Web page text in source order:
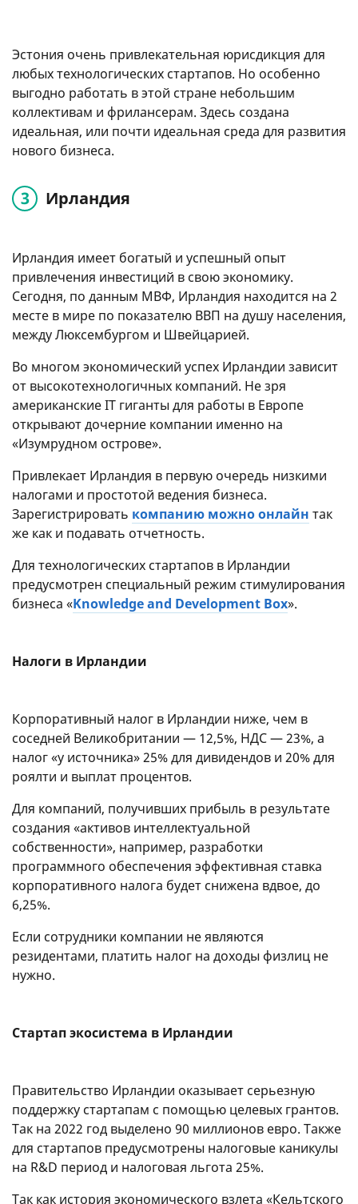
Эстония очень привлекательная юрисдикция для
любых технологических стартапов. Но особенно
выгодно работать в этой стране небольшим
коллективам и фрилансерам. Здесь создана
идеальная, или почти идеальная среда для развития
нового бизнеса.
Ирландия
Ирландия имеет богатый и успешный опыт
привлечения инвестиций в свою экономику.
Сегодня, по данным МВФ, Ирландия находится на 2
месте в мире по показателю ВВП на душу населения,
между Люксембургом и Швейцарией.
Во многом экономический успех Ирландии зависит
от высокотехнологичных компаний. Не зря
американские IT гиганты для работы в Европе
открывают дочерние компании именно на
«Изумрудном острове».
Привлекает Ирландия в первую очередь низкими
налогами и простотой ведения бизнеса.
Зарегистрировать компанию можно онлайн так
же как и подавать отчетность.
Для технологических стартапов в Ирландии
предусмотрен специальный режим стимулирования
бизнеса «Knowledge and Development Box».
Налоги в Ирландии
Корпоративный налог в Ирландии ниже, чем в
соседней Великобритании — 12,5%, НДС — 23%, а
налог «у источника» 25% для дивидендов и 20% для
роялти и выплат процентов.
Для компаний, получивших прибыль в результате
создания «активов интеллектуальной
собственности», например, разработки
программного обеспечения эффективная ставка
корпоративного налога будет снижена вдвое, до
6,25%.
Если сотрудники компании не являются
резидентами, платить налог на доходы физлиц не
нужно.
Стартап экосистема в Ирландии
Правительство Ирландии оказывает серьезную
поддержку стартапам с помощью целевых грантов.
Так на 2022 год выделено 90 миллионов евро. Также
для стартапов предусмотрены налоговые каникулы
на R&D период и налоговая льгота 25%.
Так как история экономического взлета «Кельтского